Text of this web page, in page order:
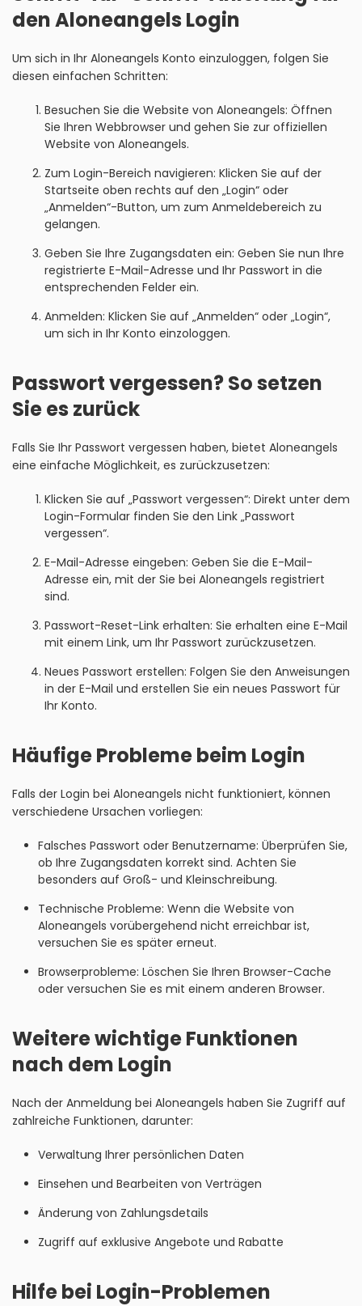
den Aloneangels Login
Um sich in Ihr Aloneangels Konto einzuloggen, folgen Sie
diesen einfachen Schritten:
Besuchen Sie die Website von Aloneangels: Öffnen
Sie Ihren Webbrowser und gehen Sie zur offiziellen
Website von Aloneangels.
Zum Login-Bereich navigieren: Klicken Sie auf der
Startseite oben rechts auf den „Login“ oder
„Anmelden“-Button, um zum Anmeldebereich zu
gelangen.
Geben Sie Ihre Zugangsdaten ein: Geben Sie nun Ihre
registrierte E-Mail-Adresse und Ihr Passwort in die
entsprechenden Felder ein.
Anmelden: Klicken Sie auf „Anmelden“ oder „Login“,
um sich in Ihr Konto einzologgen.
Passwort vergessen? So setzen
Sie es zurück
Falls Sie Ihr Passwort vergessen haben, bietet Aloneangels
eine einfache Möglichkeit, es zurückzusetzen:
Klicken Sie auf „Passwort vergessen“: Direkt unter dem
Login-Formular finden Sie den Link „Passwort
vergessen“.
E-Mail-Adresse eingeben: Geben Sie die E-Mail-
Adresse ein, mit der Sie bei Aloneangels registriert
sind.
Passwort-Reset-Link erhalten: Sie erhalten eine E-Mail
mit einem Link, um Ihr Passwort zurückzusetzen.
Neues Passwort erstellen: Folgen Sie den Anweisungen
in der E-Mail und erstellen Sie ein neues Passwort für
Ihr Konto.
Häufige Probleme beim Login
Falls der Login bei Aloneangels nicht funktioniert, können
verschiedene Ursachen vorliegen:
Falsches Passwort oder Benutzername: Überprüfen Sie,
ob Ihre Zugangsdaten korrekt sind. Achten Sie
besonders auf Groß- und Kleinschreibung.
Technische Probleme: Wenn die Website von
Aloneangels vorübergehend nicht erreichbar ist,
versuchen Sie es später erneut.
Browserprobleme: Löschen Sie Ihren Browser-Cache
oder versuchen Sie es mit einem anderen Browser.
Weitere wichtige Funktionen
nach dem Login
Nach der Anmeldung bei Aloneangels haben Sie Zugriff auf
zahlreiche Funktionen, darunter:
Verwaltung Ihrer persönlichen Daten
Einsehen und Bearbeiten von Verträgen
Änderung von Zahlungsdetails
Zugriff auf exklusive Angebote und Rabatte
Hilfe bei Login-Problemen